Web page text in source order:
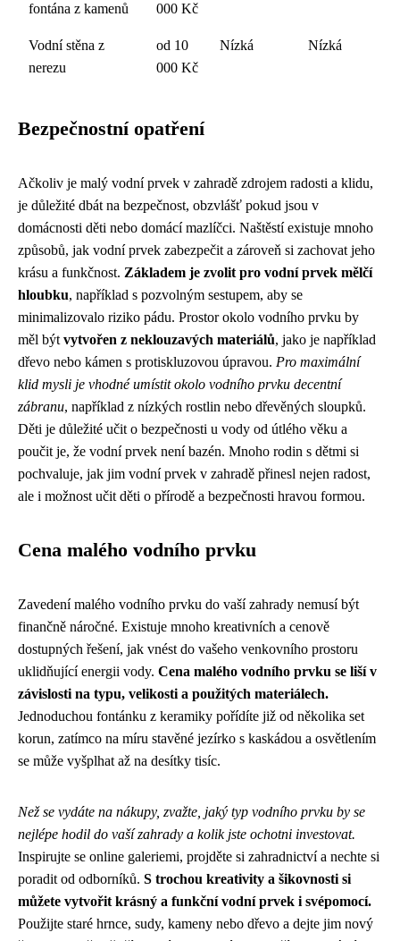
fontána z kamenů
000 Kč
Vodní stěna z
nerezu
od 10
000 Kč
Nízká Nízká
Bezpečnostní opatření
Ačkoliv je malý vodní prvek v zahradě zdrojem radosti a klidu,
je důležité dbát na bezpečnost, obzvlášť pokud jsou v
domácnosti děti nebo domácí mazlíčci. Naštěstí existuje mnoho
způsobů, jak vodní prvek zabezpečit a zároveň si zachovat jeho
krásu a funkčnost. Základem je zvolit pro vodní prvek mělčí
hloubku, například s pozvolným sestupem, aby se
minimalizovalo riziko pádu. Prostor okolo vodního prvku by
měl být vytvořen z neklouzavých materiálů, jako je například
dřevo nebo kámen s protiskluzovou úpravou. Pro maximální
klid mysli je vhodné umístit okolo vodního prvku decentní
zábranu, například z nízkých rostlin nebo dřevěných sloupků.
Děti je důležité učit o bezpečnosti u vody od útlého věku a
poučit je, že vodní prvek není bazén. Mnoho rodin s dětmi si
pochvaluje, jak jim vodní prvek v zahradě přinesl nejen radost,
ale i možnost učit děti o přírodě a bezpečnosti hravou formou.
Cena malého vodního prvku
Zavedení malého vodního prvku do vaší zahrady nemusí být
finančně náročné. Existuje mnoho kreativních a cenově
dostupných řešení, jak vnést do vašeho venkovního prostoru
uklidňující energii vody. Cena malého vodního prvku se liší v
závislosti na typu, velikosti a použitých materiálech.
Jednoduchou fontánku z keramiky pořídíte již od několika set
korun, zatímco na míru stavěné jezírko s kaskádou a osvětlením
se může vyšplhat až na desítky tisíc.
Než se vydáte na nákupy, zvažte, jaký typ vodního prvku by se
nejlépe hodil do vaší zahrady a kolik jste ochotni investovat.
Inspirujte se online galeriemi, projděte si zahradnictví a nechte si
poradit od odborníků. S trochou kreativity a šikovnosti si
můžete vytvořit krásný a funkční vodní prvek i svépomocí.
Použijte staré hrnce, sudy, kameny nebo dřevo a dejte jim nový